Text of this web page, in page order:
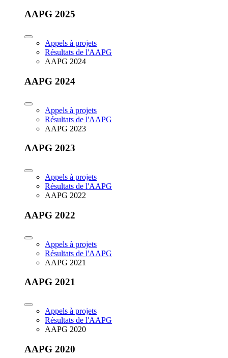
AAPG 2025
Appels à projets
Résultats de l'AAPG
AAPG 2024
AAPG 2024
Appels à projets
Résultats de l'AAPG
AAPG 2023
AAPG 2023
Appels à projets
Résultats de l'AAPG
AAPG 2022
AAPG 2022
Appels à projets
Résultats de l'AAPG
AAPG 2021
AAPG 2021
Appels à projets
Résultats de l'AAPG
AAPG 2020
AAPG 2020